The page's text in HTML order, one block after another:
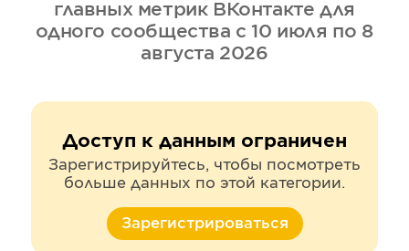
главных метрик ВКонтакте для
одного сообщества с 10 июля по 8
августа 2026
Доступ к данным ограничен
Зарегистрируйтесь, чтобы посмотреть
больше данных по этой категории.
Зарегистрироваться